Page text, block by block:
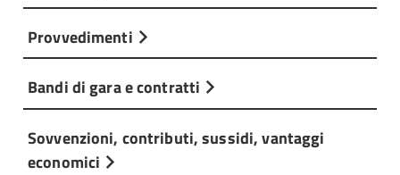
Provvedimenti
Bandi di gara e contratti
Sovvenzioni, contributi, sussidi, vantaggi
economici